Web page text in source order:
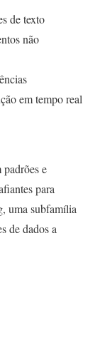
de texto
não
em tempo real
e
para
uma subfamília
de dados a